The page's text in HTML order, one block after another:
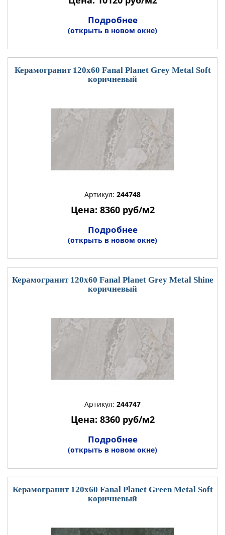
Подробнее
(открыть в новом окне)
Керамогранит 120x60 Fanal Planet Grey Metal Soft
коричневый
Артикул: 244748
Цена: 8360 руб/м2
Подробнее
(открыть в новом окне)
Керамогранит 120x60 Fanal Planet Grey Metal Shine
коричневый
Артикул: 244747
Цена: 8360 руб/м2
Подробнее
(открыть в новом окне)
Керамогранит 120x60 Fanal Planet Green Metal Soft
коричневый